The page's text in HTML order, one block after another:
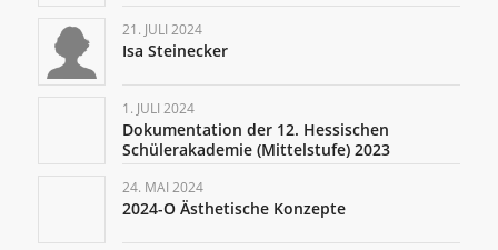
21. JULI 2024
Isa Steinecker
1. JULI 2024
Dokumentation der 12. Hessischen
Schülerakademie (Mittelstufe) 2023
24. MAI 2024
2024-O Ästhetische Konzepte